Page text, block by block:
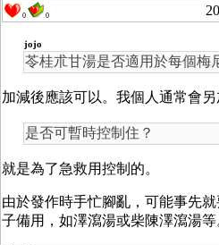
0 0
jojo
苓桂朮甘湯是否適用於每個梅
加減後應該可以。我個人通常會另
是否可暫時控制住？
就是為了急救用控制的。
由於發作時手忙腳亂，可能事先
子備用，如澤瀉湯或柴陳澤瀉湯等